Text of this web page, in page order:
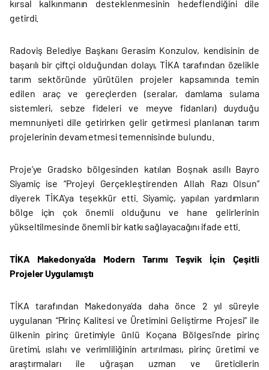
kırsal kalkınmanın desteklenmesinin hedeflendiğini dile
getirdi.
Radoviş Belediye Başkanı Gerasim Konzulov, kendisinin de
başarılı bir çiftçi olduğundan dolayı, TİKA tarafından özelikle
tarım sektöründe yürütülen projeler kapsamında temin
edilen araç ve gereçlerden (seralar, damlama sulama
sistemleri, sebze fideleri ve meyve fidanları) duyduğu
memnuniyeti dile getirirken gelir getirmesi planlanan tarım
projelerinin devam etmesi temennisinde bulundu.
Proje’ye Gradsko bölgesinden katılan Boşnak asıllı Bayro
Siyamiç ise “Projeyi Gerçekleştirenden Allah Razı Olsun”
diyerek TİKA'ya teşekkür etti. Siyamiç, yapılan yardımların
bölge için çok önemli olduğunu ve hane gelirlerinin
yükseltilmesinde önemli bir katkı sağlayacağını ifade etti.
TİKA Makedonya’da Modern Tarımı Teşvik İçin Çeşitli
Projeler Uygulamıştı
TİKA tarafından Makedonya’da daha önce 2 yıl süreyle
uygulanan “Pirinç Kalitesi ve Üretimini Geliştirme Projesi” ile
ülkenin pirinç üretimiyle ünlü Koçana Bölgesi’nde pirinç
üretimi, ıslahı ve verimliliğinin artırılması, pirinç üretimi ve
araştırmaları ile uğraşan uzman ve üreticilerin